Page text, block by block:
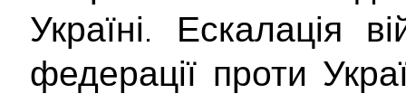
Україні. Ескалація
федерації проти